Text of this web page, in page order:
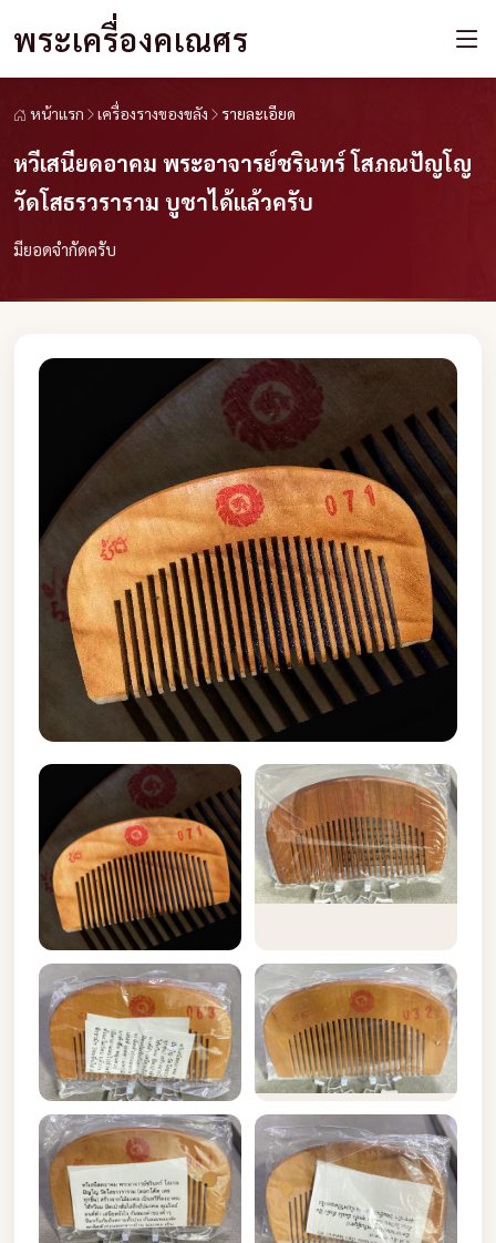
พระเครื่องคเณศร
หน้าแรก เครื่องรางของขลัง รายละเอียด
หวีเสนียดอาคม พระอาจารย์ชรินทร์ โสภณปัญโญ
วัดโสธรวราราม บูชาได้แล้วครับ
มียอดจำกัดครับ